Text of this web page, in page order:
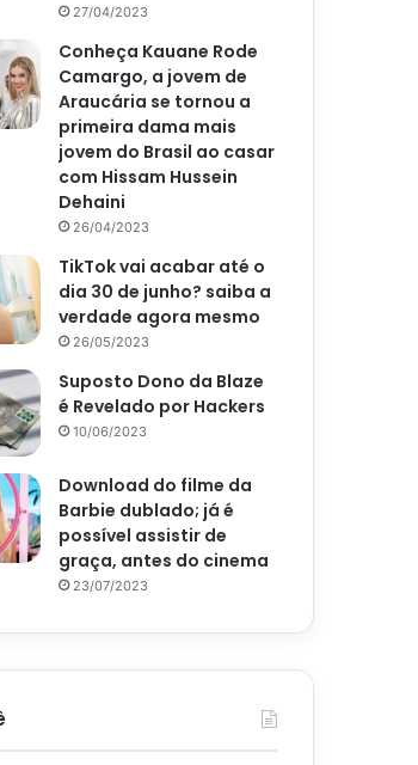
27/04/2023
Conheça Kauane Rode
Camargo, a jovem de
Araucária se tornou a
primeira dama mais
jovem do Brasil ao casar
com Hissam Hussein
Dehaini
26/04/2023
TikTok vai acabar até o
dia 30 de junho? saiba a
verdade agora mesmo
26/05/2023
Suposto Dono da Blaze
é Revelado por Hackers
10/06/2023
Download do filme da
Barbie dublado; já é
possível assistir de
graça, antes do cinema
23/07/2023